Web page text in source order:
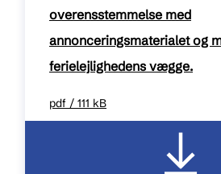
overensstemmelse med
annonceringsmaterialet og
ferielejlighedens vægge.
pdf / 111 kB